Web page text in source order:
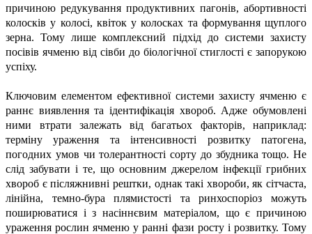
причиною редукування продуктивних пагонів, абортивності
колосків у колосі, квіток у колосках та формування щуплого
зерна. Тому лише комплексний підхід до системи захисту
посівів ячменю від сівби до біологічної стиглості є запорукою
успіху.
Ключовим елементом ефективної системи захисту ячменю є
раннє виявлення та ідентифікація хвороб. Адже обумовлені
ними втрати залежать від багатьох факторів, наприклад:
терміну ураження та інтенсивності розвитку патогена,
погодних умов чи толерантності сорту до збудника тощо. Не
слід забувати і те, що основним джерелом інфекції грибних
хвороб є післяжнивні рештки, однак такі хвороби, як сітчаста,
лінійна, темно-бура плямистості та ринхоспоріоз можуть
поширюватися і з насіннєвим матеріалом, що є причиною
ураження рослин ячменю у ранні фази росту і розвитку. Тому